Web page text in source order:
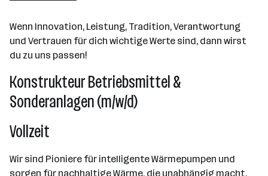
Wenn Innovation, Leistung, Tradition, Verantwortung
und Vertrauen für dich wichtige Werte sind, dann wirst
du zu uns passen!
Konstrukteur Betriebsmittel &
Sonderanlagen (m/w/d)
Vollzeit
Wir sind Pioniere für intelligente Wärmepumpen und
sorgen für nachhaltige Wärme, die unabhängig macht.